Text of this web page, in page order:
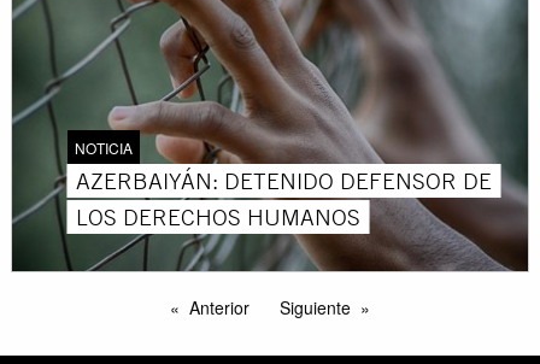
NOTICIA
AZERBAIYÁN: DETENIDO DEFENSOR DE
LOS DERECHOS HUMANOS
Anterior Siguiente